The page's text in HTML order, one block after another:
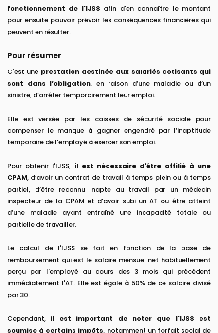
fonctionnement de l'IJSS afin d'en connaître le montant
pour ensuite pouvoir prévoir les conséquences financières qui
peuvent en résulter.
Pour résumer
C'est une prestation destinée aux salariés cotisants qui
sont dans l’obligation, en raison d’une maladie ou d’un
sinistre, d’arrêter temporairement leur emploi.
Elle est versée par les caisses de sécurité sociale pour
compenser le manque à gagner engendré par l’inaptitude
temporaire de l'employé à exercer son emploi.
Pour obtenir l'IJSS, il est nécessaire d'être affilié à une
CPAM, d’avoir un contrat de travail à temps plein ou à temps
partiel, d’être reconnu inapte au travail par un médecin
inspecteur de la CPAM et d’avoir subi un AT ou être atteint
d’une maladie ayant entraîné une incapacité totale ou
partielle de travailler.
Le calcul de l'IJSS se fait en fonction de la base de
remboursement qui est le salaire mensuel net habituellement
perçu par l'employé au cours des 3 mois qui précèdent
immédiatement l'AT. Elle est égale à 50% de ce salaire divisé
par 30.
Cependant, il est important de noter que l'IJSS est
soumise à certains impôts, notamment un forfait social de